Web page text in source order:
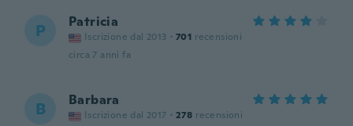
P Patricia
Iscrizione dal 2013 · 701 recensioni
circa 7 anni fa
B Barbara
Iscrizione dal 2017 · 278 recensioni